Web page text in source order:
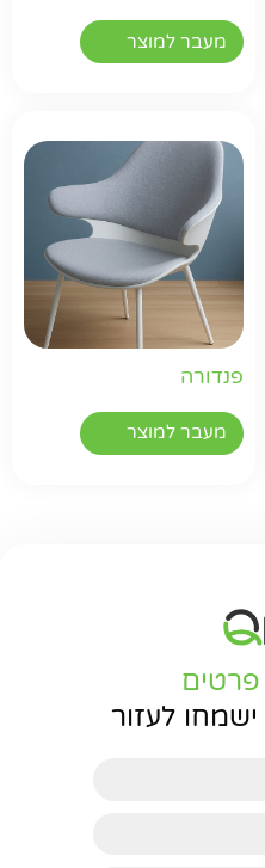
מעבר למוצר
פנדורה
מעבר למוצר
פרטים
ישמחו לעזור